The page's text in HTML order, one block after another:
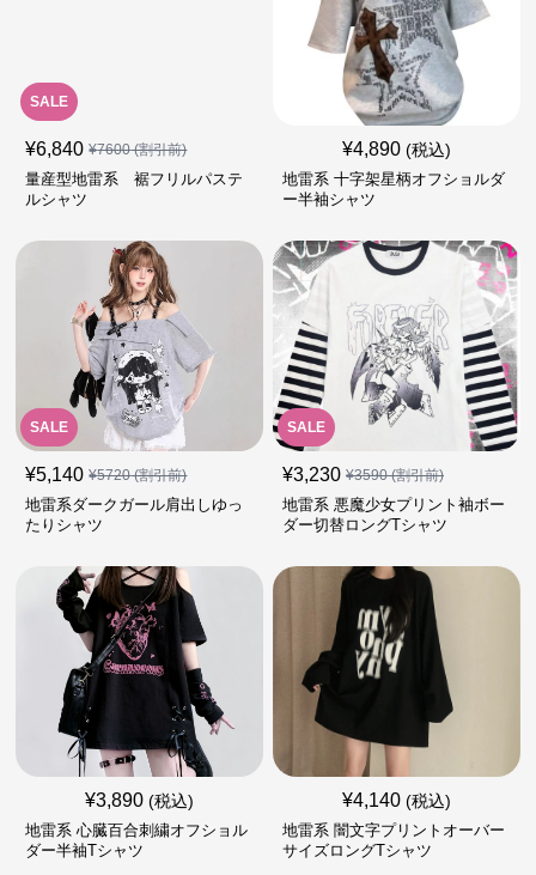
SALE
¥6,840 ¥7600(割引前)
量産型地雷系 裾フリルパステ
ルシャツ
¥4,890 (税込)
地雷系 十字架星柄オフショルダ
ー半袖シャツ
SALE
¥5,140 ¥5720(割引前)
地雷系ダークガール肩出しゆっ
たりシャツ
SALE
¥3,230 ¥3590(割引前)
地雷系 悪魔少女プリント袖ボー
ダー切替ロングTシャツ
¥3,890 (税込)
地雷系 心臓百合刺繍オフショル
ダー半袖Tシャツ
¥4,140 (税込)
地雷系 闇文字プリントオーバー
サイズロングTシャツ